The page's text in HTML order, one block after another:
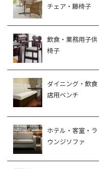
チェア・籐椅子
飲食・業務用子供
椅子
ダイニング・飲食
店用ベンチ
ホテル・客室・ラ
ウンジソファ